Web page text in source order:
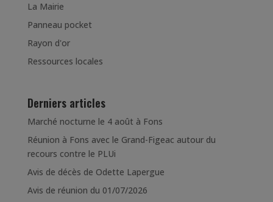
La Mairie
Panneau pocket
Rayon d'or
Ressources locales
Derniers articles
Marché nocturne le 4 août à Fons
Réunion à Fons avec le Grand-Figeac autour du
recours contre le PLUi
Avis de décès de Odette Lapergue
Avis de réunion du 01/07/2026